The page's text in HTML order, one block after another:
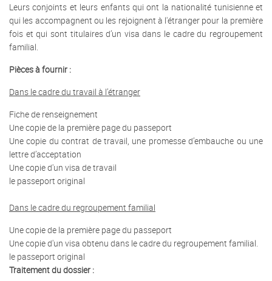
Leurs conjoints et leurs enfants qui ont la nationalité tunisienne et
qui les accompagnent ou les rejoignent à l'étranger pour la première
fois et qui sont titulaires d’un visa dans le cadre du regroupement
familial.
Pièces à fournir :
Dans le cadre du travail à l’étranger
Fiche de renseignement
Une copie de la première page du passeport
Une copie du contrat de travail, une promesse d’embauche ou une
lettre d’acceptation
Une copie d'un visa de travail
le passeport original
Dans le cadre du regroupement familial
Une copie de la première page du passeport
Une copie d'un visa obtenu dans le cadre du regroupement familial.
le passeport original
Traitement du dossier :